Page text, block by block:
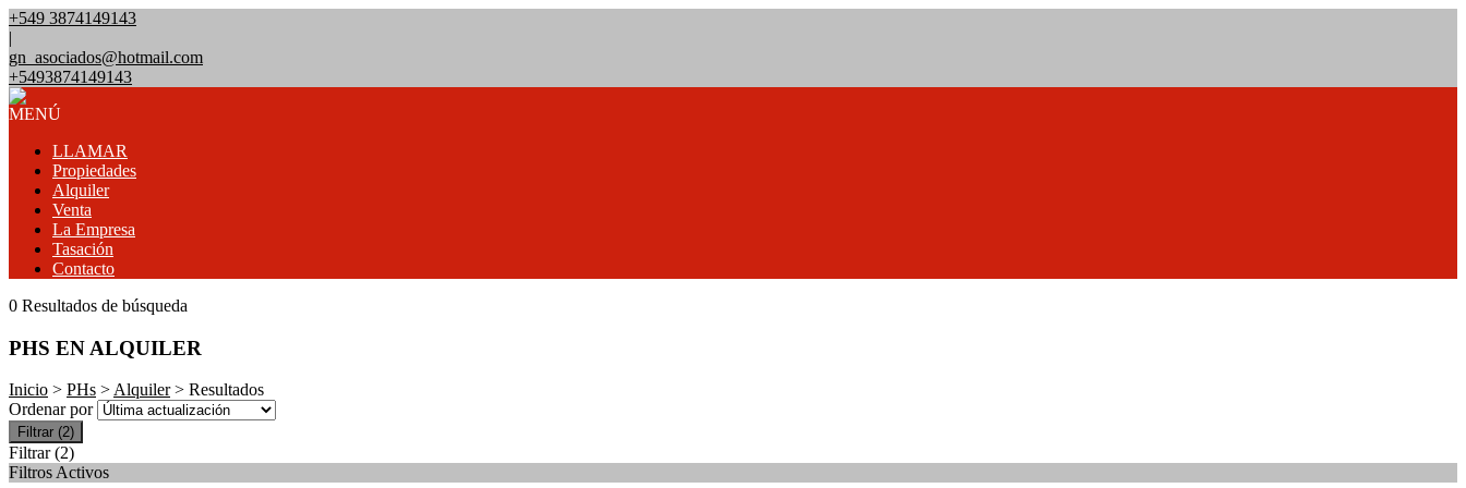
+549 3874149143
|
gn_asociados@hotmail.com
+5493874149143
MENÚ
LLAMAR
Propiedades
Alquiler
Venta
La Empresa
Tasación
Contacto
0 Resultados de búsqueda
PHS EN ALQUILER
Inicio > PHs >Alquiler> Resultados
Ordenar por
Filtrar (2)
Filtrar (2)
Filtros Activos